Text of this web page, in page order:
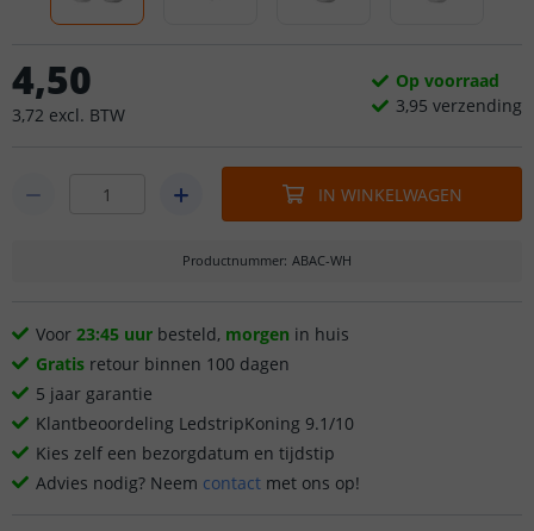
4,50
3,72 excl. BTW
Op voorraad
3,95 verzending
IN WINKELWAGEN
Productnummer: ABAC-WH
Voor 23:45 uur besteld, morgen in huis
Gratis retour binnen 100 dagen
5 jaar garantie
Klantbeoordeling LedstripKoning 9.1/10
Kies zelf een bezorgdatum en tijdstip
Advies nodig? Neem contact met ons op!